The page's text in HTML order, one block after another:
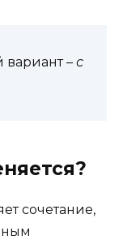
– с
сочетание,